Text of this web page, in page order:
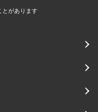
とがあります